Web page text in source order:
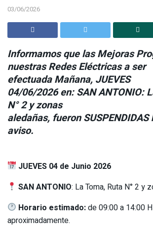
03/06/2026
Informamos que las Mejoras
nuestras Redes Eléctricas a ser
efectuada Mañana, JUEVES
04/06/2026 en: SAN ANTONIO:
N° 2 y zonas
aledañas, fueron
aviso.
JUEVES 04 de Junio 2026
SAN ANTONIO: La Toma, Ruta N° 2 y
Horario estimado:de 09:00 a 14:00
aproximadamente.